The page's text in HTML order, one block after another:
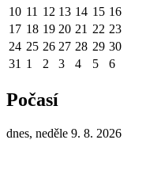
10 11 12 13 14 15 16
17 18 19 20 21 22 23
24 25 26 27 28 29 30
31 1 2 3 4 5 6
Počasí
dnes, neděle 9. 8. 2026